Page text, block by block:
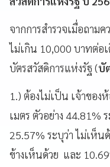
จากการสำรวจเมื่อถาม
ไม่เกิน 10,000 บาทต่อ
บัตรสวัสดิการแห่งรัฐ (บั
1.) ต้องไม่เป็น เจ้าของ
เมตร ตัวอย่าง 44.81%
25.57% ระบุว่า ไม่เห็
ข้างเห็นด้วย และ